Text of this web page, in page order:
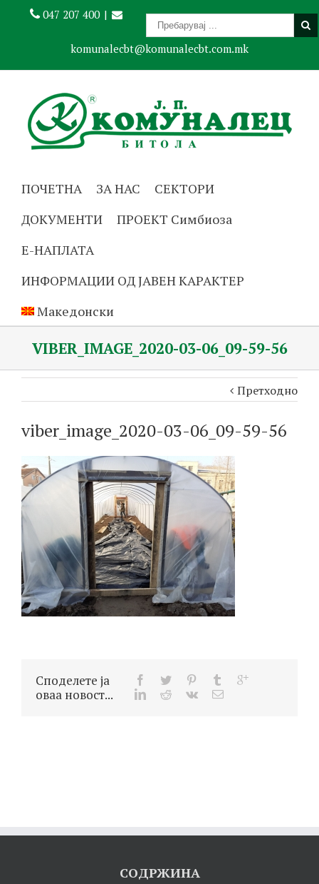
047 207 400 |
komunalecbt@komunalecbt.com.mk
ПОЧЕТНА ЗА НАС
СЕКТОРИ
ДОКУМЕНТИ
ПРОЕКТ Симбиоза
Е-НАПЛАТА
ИНФОРМАЦИИ ОД ЈАВЕН КАРАКТЕР
Македонски
VIBER_IMAGE_2020-03-06_09-59-56
Претходно
viber_image_2020-03-06_09-59-56
Споделете ја
оваа новост...
СОДРЖИНА